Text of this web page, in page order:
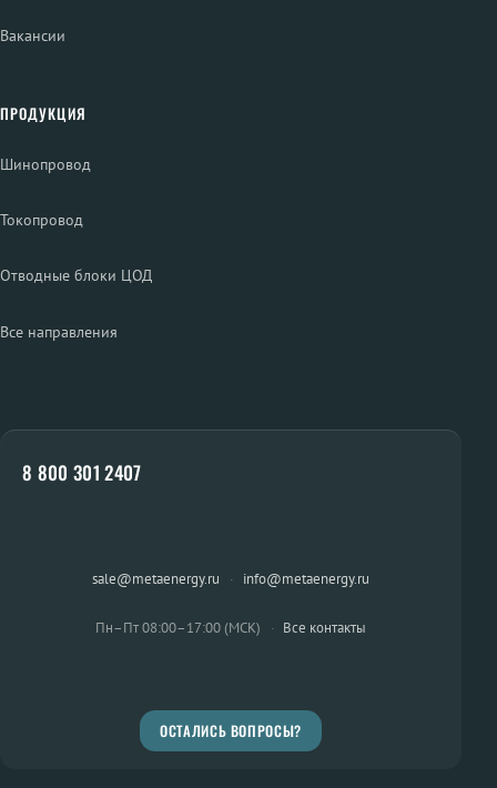
Вакансии
ПРОДУКЦИЯ
Шинопровод
Токопровод
Отводные блоки ЦОД
Все направления
8 800 301 2407
sale@metaenergy.ru · info@metaenergy.ru
Пн–Пт 08:00–17:00 (МСК) · Все контакты
ОСТАЛИСЬ ВОПРОСЫ?